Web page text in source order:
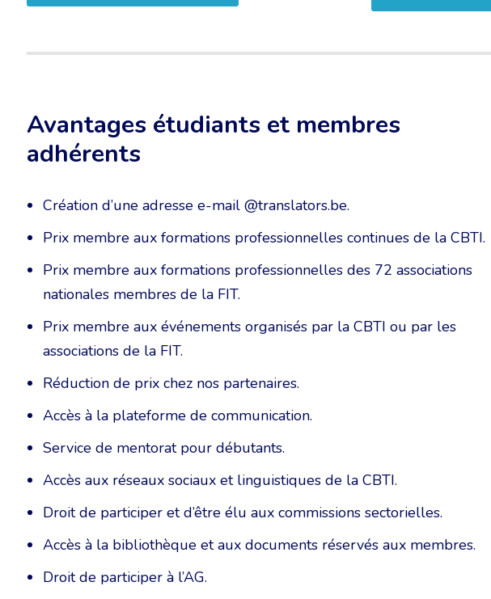
Avantages étudiants et membres
adhérents
Création d’une adresse e-mail @translators.be.
Prix membre aux formations professionnelles continues de la CBTI.
Prix membre aux formations professionnelles des 72 associations
nationales membres de la FIT.
Prix membre aux événements organisés par la CBTI ou par les
associations de la FIT.
Réduction de prix chez nos partenaires.
Accès à la plateforme de communication.
Service de mentorat pour débutants.
Accès aux réseaux sociaux et linguistiques de la CBTI.
Droit de participer et d’être élu aux commissions sectorielles.
Accès à la bibliothèque et aux documents réservés aux membres.
Droit de participer à l’AG.